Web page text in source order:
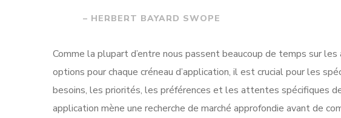
– HERBERT BAYARD SWOPE
Comme la plupart d’entre nous passent beaucoup de temps sur
options pour chaque créneau d’application, il est crucial pour les
besoins, les priorités, les préférences et les attentes spécifiques
application mène une recherche de marché approfondie avant de